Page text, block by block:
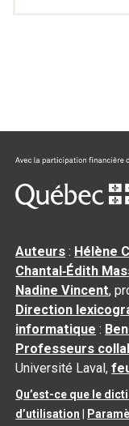
Auteurs : Hélène
Chantal‑Édith
Nadine Vincent,
Direction
informatique :
Professeurs
Université Laval,
Qu’est-ce que le
d’utilisation